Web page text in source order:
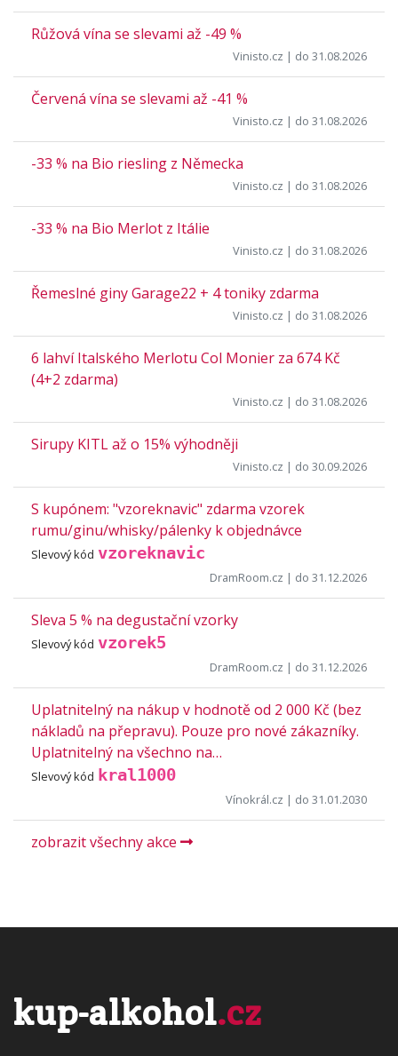
Růžová vína se slevami až -49 %
Vinisto.cz | do 31.08.2026
Červená vína se slevami až -41 %
Vinisto.cz | do 31.08.2026
-33 % na Bio riesling z Německa
Vinisto.cz | do 31.08.2026
-33 % na Bio Merlot z Itálie
Vinisto.cz | do 31.08.2026
Řemeslné giny Garage22 + 4 toniky zdarma
Vinisto.cz | do 31.08.2026
6 lahví Italského Merlotu Col Monier za 674 Kč
(4+2 zdarma)
Vinisto.cz | do 31.08.2026
Sirupy KITL až o 15% výhodněji
Vinisto.cz | do 30.09.2026
S kupónem: "vzoreknavic" zdarma vzorek
rumu/ginu/whisky/pálenky k objednávce
Slevový kód vzoreknavic
DramRoom.cz | do 31.12.2026
Sleva 5 % na degustační vzorky
Slevový kód vzorek5
DramRoom.cz | do 31.12.2026
Uplatnitelný na nákup v hodnotě od 2 000 Kč (bez
nákladů na přepravu). Pouze pro nové zákazníky.
Uplatnitelný na všechno na…
Slevový kód kral1000
Vínokrál.cz | do 31.01.2030
zobrazit všechny akce
kup-alkohol.cz